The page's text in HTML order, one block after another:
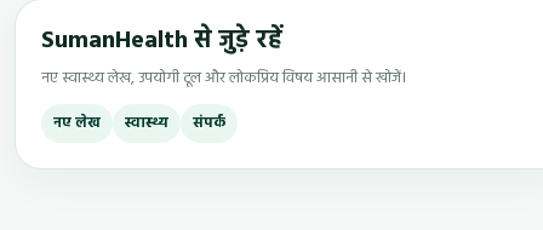
SumanHealth से जुड़े रहें
नए स्वास्थ्य लेख, उपयोगी टूल और लोकप्रिय विषय आसानी से खोजें।
नए लेख स्वास्थ्य संपर्क